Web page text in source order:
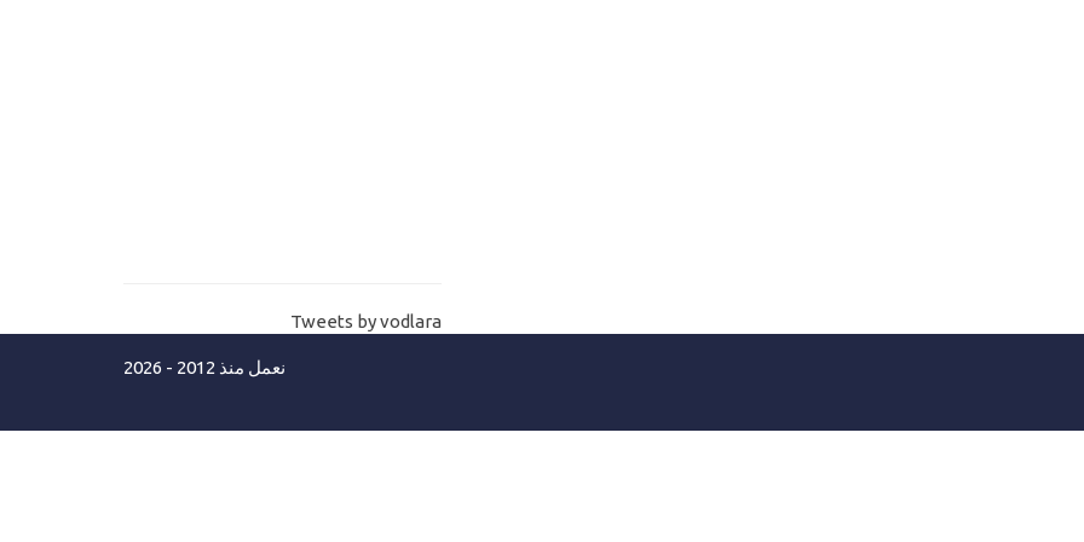
POS template
اضافة التمبلت خطوة بخطوة Add pos
Tweets by vodlara
نعمل منذ 2012 - 2026